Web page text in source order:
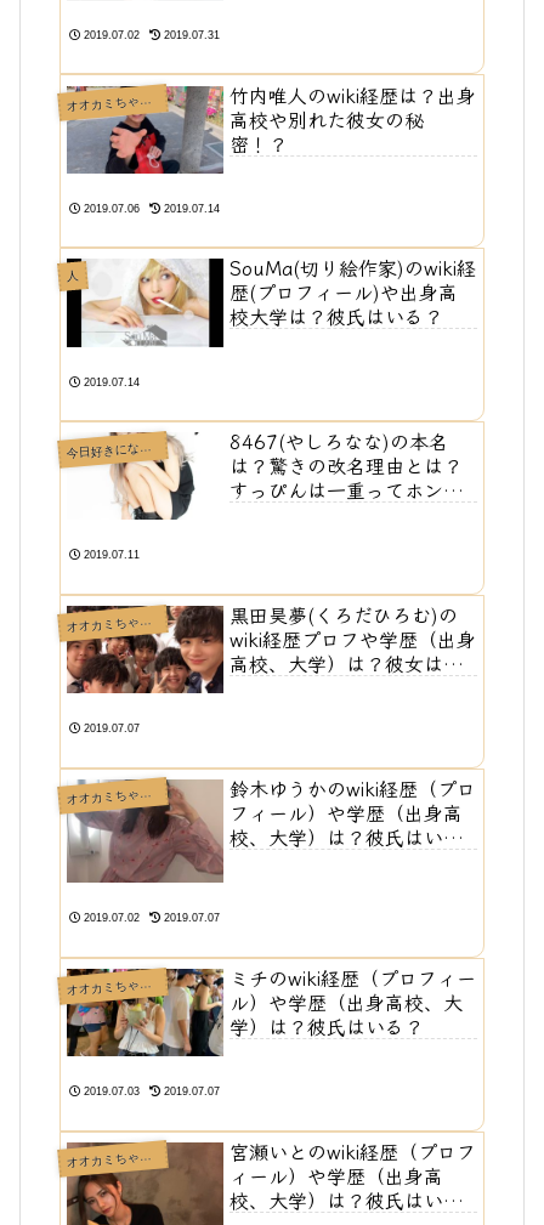
2019.07.02 2019.07.31
オオカミちゃんには騙されない🐺
竹内唯人のwiki経歴は？出身
高校や別れた彼女の秘
密！？
2019.07.06 2019.07.14
人
SouMa(切り絵作家)のwiki経
歴(プロフィール)や出身高
校大学は？彼氏はいる？
2019.07.14
今日好きになりました
8467(やしろなな)の本名
は？驚きの改名理由とは？
すっぴんは一重ってホン
2019.07.11
オオカミちゃんには騙されない🐺
黒田昊夢(くろだひろむ)の
wiki経歴プロフや学歴（出身
高校、大学）は？彼女はい
2019.07.07
オオカミちゃんには騙されない🐺
鈴木ゆうかのwiki経歴（プロ
フィール）や学歴（出身高
校、大学）は？彼氏はい
2019.07.02 2019.07.07
オオカミちゃんには騙されない🐺
ミチのwiki経歴（プロフィー
ル）や学歴（出身高校、大
学）は？彼氏はいる？
2019.07.03 2019.07.07
オオカミちゃんには騙されない🐺
宮瀬いとのwiki経歴（プロフ
ィール）や学歴（出身高
校、大学）は？彼氏はい